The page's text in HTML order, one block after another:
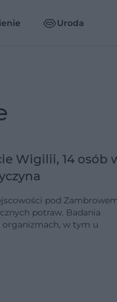
Uroda
Wigilii, 14 osób
pod
potraw. Badania
organizmach, w tym u